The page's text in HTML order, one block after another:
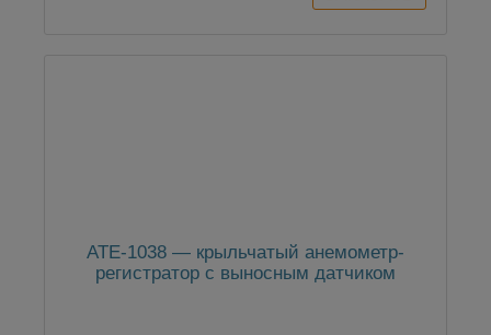
АТЕ-1038 — крыльчатый анемометр-
регистратор с выносным датчиком